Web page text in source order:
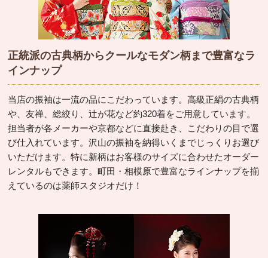
正統派の古典柄からクールなモダン柄まで豊富なラ
インナップ
当店の振袖は一流の品にこだわっています。高級正絹の古典柄
や、友禅、総絞り、辻が花など約320着をご用意しています。
担当者が各メーカーや京都などに直接赴き、こだわりの目で選
び仕入れています。沢山の振袖を納得いくまでじっくりお選び
いただけます。特に新柄はお客様のサイズに合わせたオーダー
レンタルもできます。町田・相模原で豊富なラインナップを揃
えているのは薬師スタジオだけ！